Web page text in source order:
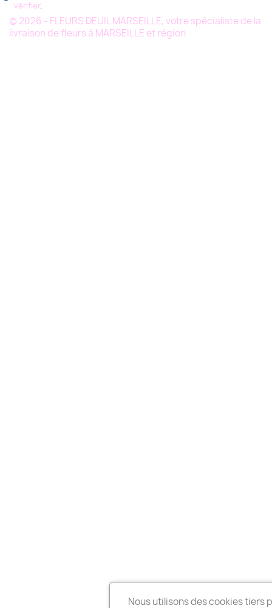
vérifier.
© 2026 - FLEURS DEUIL MARSEILLE, votre spécialiste de la
livraison de fleurs à MARSEILLE et région
Nous utilisons des cookies tiers